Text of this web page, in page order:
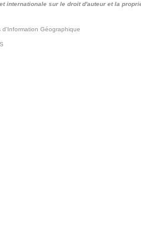
internationale sur le droit d'auteur et la
d'Information Géographique